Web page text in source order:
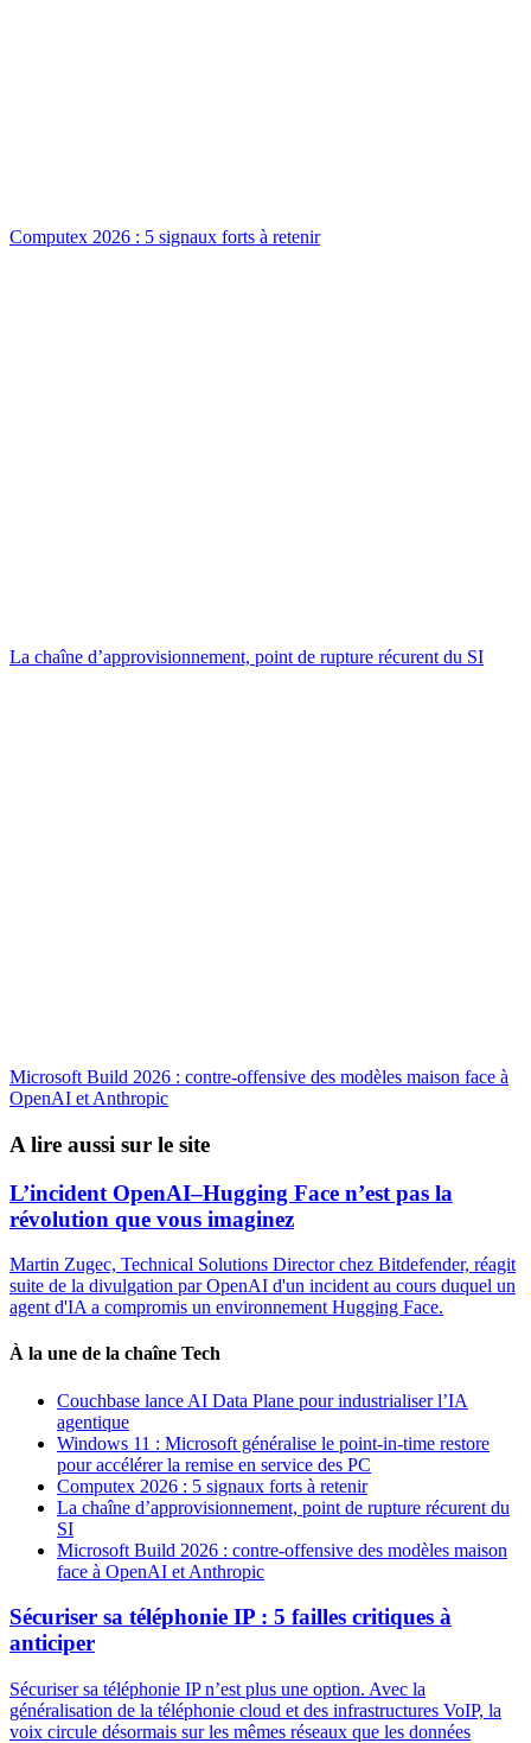
Computex 2026 : 5 signaux forts à retenir
La chaîne d’approvisionnement, point de rupture récurent du SI
Microsoft Build 2026 : contre-offensive des modèles maison face à
OpenAI et Anthropic
A lire aussi sur le site
L’incident OpenAI–Hugging Face n’est pas la
révolution que vous imaginez
Martin Zugec, Technical Solutions Director chez Bitdefender, réagit
suite de la divulgation par OpenAI d'un incident au cours duquel un
agent d'IA a compromis un environnement Hugging Face.
À la une de la chaîne Tech
Couchbase lance AI Data Plane pour industrialiser l’IA
agentique
Windows 11 : Microsoft généralise le point-in-time restore
pour accélérer la remise en service des PC
Computex 2026 : 5 signaux forts à retenir
La chaîne d’approvisionnement, point de rupture récurent du
SI
Microsoft Build 2026 : contre-offensive des modèles maison
face à OpenAI et Anthropic
Sécuriser sa téléphonie IP : 5 failles critiques à
anticiper
Sécuriser sa téléphonie IP n’est plus une option. Avec la
généralisation de la téléphonie cloud et des infrastructures VoIP, la
voix circule désormais sur les mêmes réseaux que les données